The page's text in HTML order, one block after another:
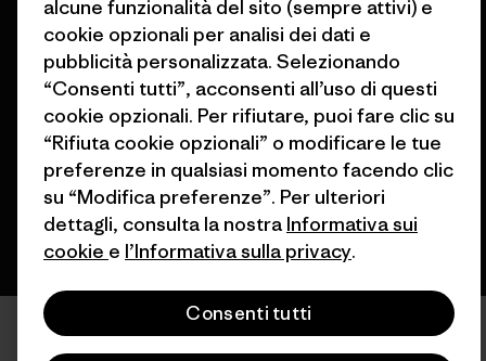
© 2026 Patagonia, Inc. All Rights Reserved.
italiano
alcune funzionalità del sito (sempre attivi) e
cookie opzionali per analisi dei dati e
pubblicità personalizzata. Selezionando
“Consenti tutti”, acconsenti all’uso di questi
cookie opzionali. Per rifiutare, puoi fare clic su
“Rifiuta cookie opzionali” o modificare le tue
preferenze in qualsiasi momento facendo clic
su “Modifica preferenze”. Per ulteriori
dettagli, consulta la nostra Informativa sui
cookie e l’Informativa sulla privacy.
Consenti tutti